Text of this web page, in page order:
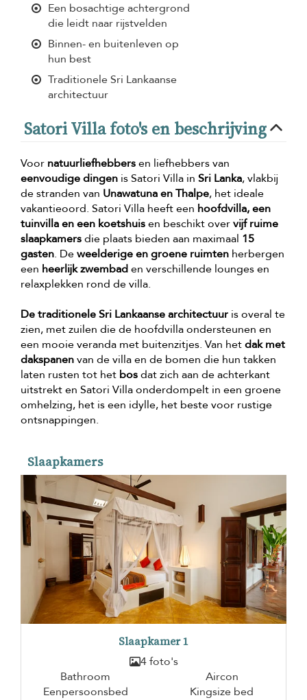
Een bosachtige achtergrond
die leidt naar rijstvelden
Binnen- en buitenleven op
hun best
Traditionele Sri Lankaanse
architectuur
Satori Villa foto's en beschrijving
Voor natuurliefhebbersen liefhebbers van
eenvoudige dingen is Satori Villa in Sri Lanka, vlakbij
de stranden van Unawatuna en Thalpe, het ideale
vakantieoord. Satori Villa heeft een hoofdvilla, een
tuinvilla en een koetshuisen beschikt overvijf ruime
slaapkamersdie plaats bieden aan maximaal 15
gasten. Deweelderige en groene ruimten herbergen
een heerlijk zwembaden verschillende lounges en
relaxplekken rond de villa.
De traditionele Sri Lankaanse architectuur is overal te
zien, met zuilen die de hoofdvilla ondersteunen en
een mooie veranda met buitenzitjes. Van hetdak met
dakspanenvan de villa en de bomen die hun takken
laten rusten tot het bosdat zich aan de achterkant
uitstrekt en Satori Villa onderdompelt in een groene
omhelzing, het is een idylle, het beste voor rustige
ontsnappingen.
Slaapkamers
Slaapkamer 1
4 foto's
Bathroom
Aircon
Eenpersoonsbed
Kingsize bed